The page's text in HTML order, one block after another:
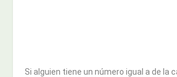
Si alguien tiene un número igual a de la